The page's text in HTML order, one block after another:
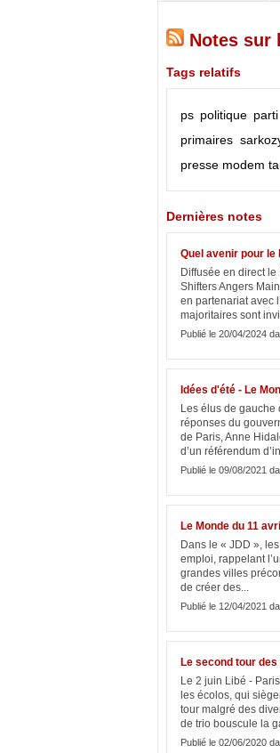
Notes sur
Tags relatifs
ps politique
primaires
presse modem
Dernières notes
Quel avenir pour le
Diffusée en direct
Shifters Angers
en partenariat avec
majoritaires sont
Publié le 20/04/2024
Idées d'été - Le
Les élus de gauche
réponses du
de Paris, Anne
d’un référendum
Publié le 09/08/2021
Le Monde du 11
Dans le « JDD »,
emploi, rappelant
grandes villes
de créer des...
Publié le 12/04/2021
Le second tour
Le 2 juin Libé -
les écolos, qui
tour malgré des
de trio bouscule la
Publié le 02/06/2020